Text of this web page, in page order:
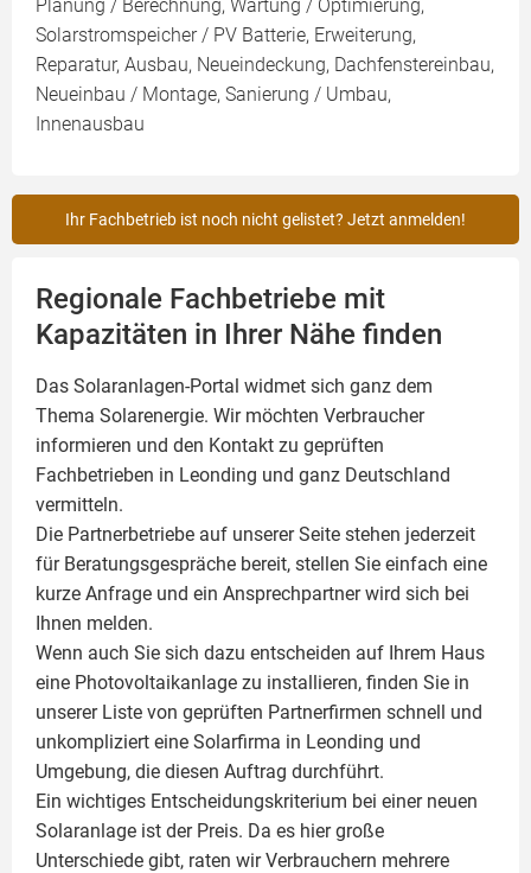
Planung / Berechnung, Wartung / Optimierung,
Solarstromspeicher / PV Batterie, Erweiterung,
Reparatur, Ausbau, Neueindeckung, Dachfenstereinbau,
Neueinbau / Montage, Sanierung / Umbau,
Innenausbau
Ihr Fachbetrieb ist noch nicht gelistet? Jetzt anmelden!
Regionale Fachbetriebe mit
Kapazitäten in Ihrer Nähe finden
Das Solaranlagen-Portal widmet sich ganz dem
Thema Solarenergie. Wir möchten Verbraucher
informieren und den Kontakt zu geprüften
Fachbetrieben in Leonding und ganz Deutschland
vermitteln.
Die Partnerbetriebe auf unserer Seite stehen jederzeit
für Beratungsgespräche bereit, stellen Sie einfach eine
kurze Anfrage und ein Ansprechpartner wird sich bei
Ihnen melden.
Wenn auch Sie sich dazu entscheiden auf Ihrem Haus
eine Photovoltaikanlage zu installieren, finden Sie in
unserer Liste von geprüften Partnerfirmen schnell und
unkompliziert eine Solarfirma in Leonding und
Umgebung, die diesen Auftrag durchführt.
Ein wichtiges Entscheidungskriterium bei einer neuen
Solaranlage ist der Preis. Da es hier große
Unterschiede gibt, raten wir Verbrauchern mehrere